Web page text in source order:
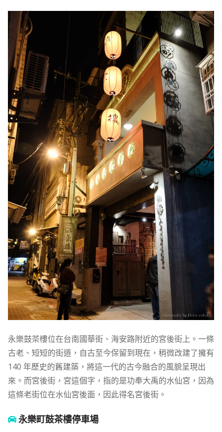
永樂鼓茶樓位在台南國華街、海安路附近的宮後街上。一條
古老、短短的街道，自古至今保留到現在，稍微改建了擁有
140 年歷史的舊建築，將這一代的古今融合的風貌呈現出
來。而宮後街，宮這個字，指的是功奉大禹的水仙宮，因為
這條老街位在水仙宮後面，因此得名宮後街。
永樂町鼓茶樓停車場